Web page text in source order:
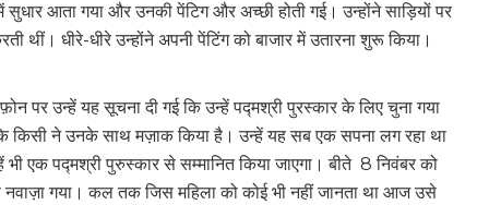
आता गया और उनकी पेंटिग और अच्छी होती गई। उन्होंने साड़ियों पर
थीं। धीरे-धीरे उन्होंने अपनी पेंटिंग को बाजार में उतारना शुरू किया।
पर उन्हें यह सूचना दी गई कि उन्हें पद्मश्री पुरस्कार के लिए चुना गया
किसी ने उनके साथ मज़ाक किया है। उन्हें यह सब एक सपना लग रहा था
एक पद्मश्री पुरुस्कार से सम्मानित किया जाएगा। बीते 8 निवंबर को
से नवाज़ा गया। कल तक जिस महिला को कोई भी नहीं जानता था आज उसे